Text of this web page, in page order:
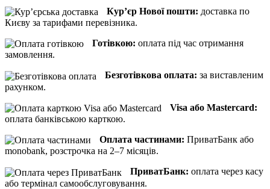
Кур’єр Нової пошти: доставка по
Києву за тарифами перевізника.
Готівкою: оплата під час отримання
замовлення.
Безготівкова оплата: за виставленим
рахунком.
Visa або Mastercard:
оплата банківською карткою.
Оплата частинами: ПриватБанк або
monobank, розстрочка на 2–7 місяців.
ПриватБанк: оплата через касу
або термінал самообслуговування.